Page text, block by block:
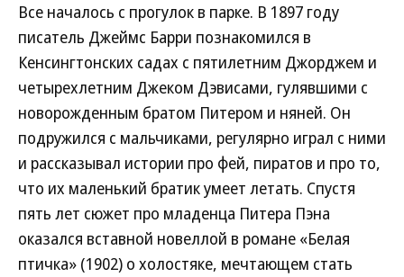
Все началось с прогулок в парке. В 1897 году
писатель Джеймс Барри познакомился в
Кенсингтонских садах с пятилетним Джорджем и
четырехлетним Джеком Дэвисами, гулявшими с
новорожденным братом Питером и няней. Он
подружился с мальчиками, регулярно играл с ними
и рассказывал истории про фей, пиратов и про то,
что их маленький братик умеет летать. Спустя
пять лет сюжет про младенца Питера Пэна
оказался вставной новеллой в романе «Белая
птичка» (1902) о холостяке, мечтающем стать